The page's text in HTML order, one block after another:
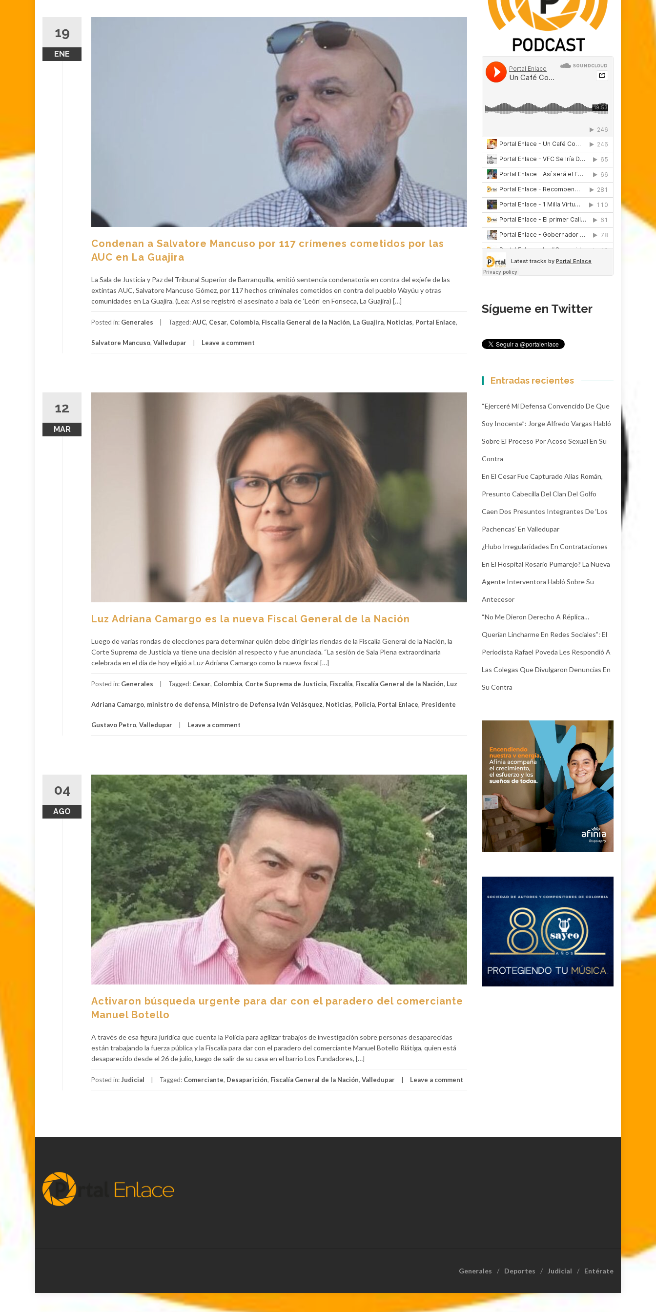
19
ENE
Condenan a Salvatore Mancuso por 117 crímenes cometidos por las
AUC en La Guajira
La Sala de Justicia y Paz del Tribunal Superior de Barranquilla, emitió sentencia condenatoria en contra del exjefe de las
extintas AUC, Salvatore Mancuso Gómez, por 117 hechos criminales cometidos en contra del pueblo Wayúu y otras
comunidades en La Guajira. (Lea: Así se registró el asesinato a bala de ‘León’ en Fonseca, La Guajira) […]
Posted in: Generales Tagged:AUC, Cesar, Colombia, Fiscalía General de la Nación, La Guajira, Noticias, Portal Enlace,
Salvatore Mancuso, Valledupar Leave a comment
12
MAR
Luz Adriana Camargo es la nueva Fiscal General de la Nación
Luego de varias rondas de elecciones para determinar quién debe dirigir las riendas de la Fiscalía General de la Nación, la
Corte Suprema de Justicia ya tiene una decisión al respecto y fue anunciada. “La sesión de Sala Plena extraordinaria
celebrada en el día de hoy eligió a Luz Adriana Camargo como la nueva fiscal […]
Posted in: Generales Tagged: Cesar, Colombia, Corte Suprema de Justicia, Fiscalía, Fiscalía General de la Nación, Luz
Adriana Camargo, ministro de defensa, Ministro de Defensa Iván Velásquez, Noticias, Policía, Portal Enlace, Presidente
Gustavo Petro, Valledupar Leave a comment
04
AGO
Activaron búsqueda urgente para dar con el paradero del comerciante
Manuel Botello
A través de esa figura jurídica que cuenta la Policía para agilizar trabajos de investigación sobre personas desaparecidas
están trabajando la fuerza pública y la Fiscalía para dar con el paradero del comerciante Manuel Botello Riátiga, quien está
desaparecido desde el 26 de julio, luego de salir de su casa en el barrio Los Fundadores, […]
Posted in:Judicial Tagged: Comerciante, Desaparición, Fiscalía General de la Nación, Valledupar Leave a comment
Sígueme en Twitter
Entradas recientes
“Ejerceré Mi Defensa Convencido De Que
Soy Inocente”: Jorge Alfredo Vargas Habló
Sobre El Proceso Por Acoso Sexual En Su
Contra
En El Cesar Fue Capturado Alias Román,
Presunto Cabecilla Del Clan Del Golfo
Caen Dos Presuntos Integrantes De ‘Los
Pachencas’ En Valledupar
¿Hubo Irregularidades En Contrataciones
En El Hospital Rosario Pumarejo? La Nueva
Agente Interventora Habló Sobre Su
Antecesor
“No Me Dieron Derecho A Réplica…
Querían Lincharme En Redes Sociales”: El
Periodista Rafael Poveda Les Respondió A
Las Colegas Que Divulgaron Denuncias En
Su Contra
Generales Deportes Judicial Entérate